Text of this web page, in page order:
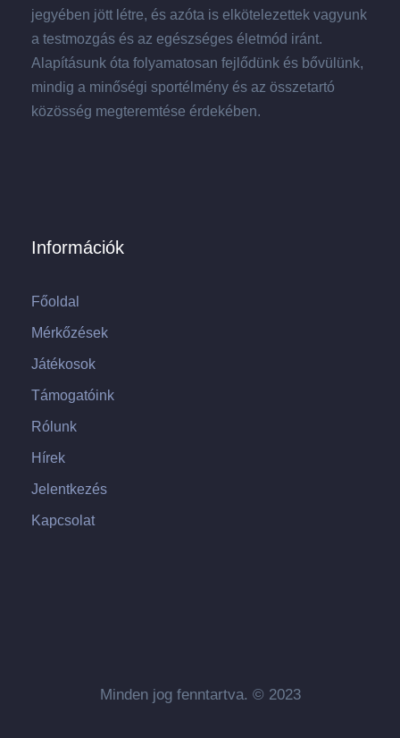
jegyében jött létre, és azóta is elkötelezettek vagyunk
a testmozgás és az egészséges életmód iránt.
Alapításunk óta folyamatosan fejlődünk és bővülünk,
mindig a minőségi sportélmény és az összetartó
közösség megteremtése érdekében.
Információk
Főoldal
Mérkőzések
Játékosok
Támogatóink
Rólunk
Hírek
Jelentkezés
Kapcsolat
Minden jog fenntartva. © 2023